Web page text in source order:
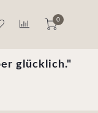
0
glücklich."